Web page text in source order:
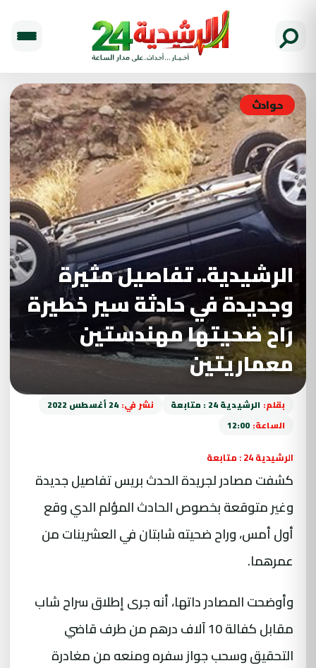
حوادث
الرشيدية.. تفاصيل مثيرة
وجديدة في حادثة سير خطيرة
راح ضحيتها مهندستين
معماريتين
بقلم: الرشيدية 24 : متابعة نشر في: 24 أغسطس 2022
الساعة: 12:00
الرشيدية 24 : متابعة
كشفت مصادر لجريدة الحدث بريس تفاصيل جديدة
وغير متوقعة بخصوص الحادث المؤلم الدي وقع
أول أمس، وراح ضحيته شابتان في العشرينات من
عمرهما.
وأوضحت المصادر داتها، أنه جرى إطلاق سراح شاب
مقابل كفالة 10 آلاف درهم من طرف قاضي
التحقيق وسحب جواز سفره ومنعه من مغادرة